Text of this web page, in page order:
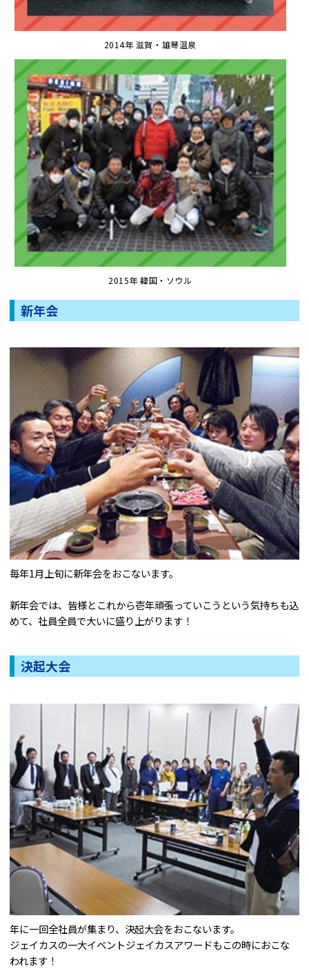
2014年 滋賀・雄琴温泉
2015年 韓国・ソウル
新年会
毎年1月上旬に新年会をおこないます。
新年会では、皆様とこれから壱年頑張っていこうという気持ちも込
めて、社員全員で大いに盛り上がります！
決起大会
年に一回全社員が集まり、決起大会をおこないます。
ジェイカスの一大イベントジェイカスアワードもこの時におこな
われます！